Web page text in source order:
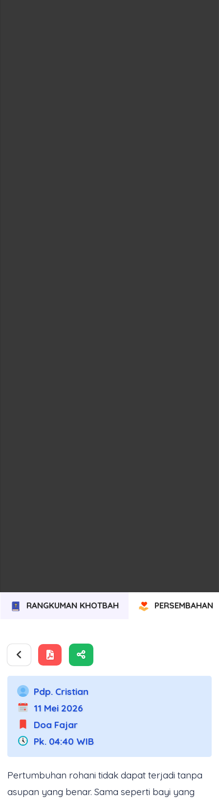
RANGKUMAN KHOTBAH PERSEMBAHAN
Pdp. Cristian
11 Mei 2026
Doa Fajar
Pk. 04:40 WIB
Pertumbuhan rohani tidak dapat terjadi tanpa
asupan yang benar. Sama seperti bayi yang